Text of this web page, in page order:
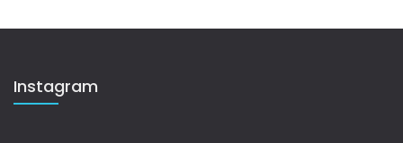
Instagram